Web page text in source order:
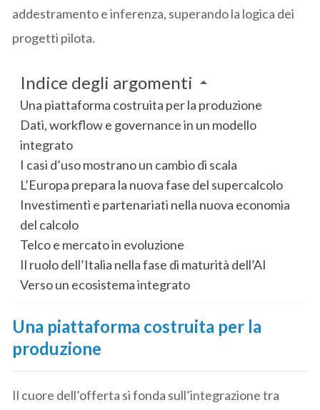
addestramento e inferenza, superando la logica dei
progetti pilota.
Indice degli argomenti
Una piattaforma costruita per la produzione
Dati, workflow e governance in un modello
integrato
I casi d’uso mostrano un cambio di scala
L’Europa prepara la nuova fase del supercalcolo
Investimenti e partenariati nella nuova economia
del calcolo
Telco e mercato in evoluzione
Il ruolo dell’Italia nella fase di maturità dell’AI
Verso un ecosistema integrato
Una piattaforma costruita per la
produzione
Il cuore dell’offerta si fonda sull’integrazione tra